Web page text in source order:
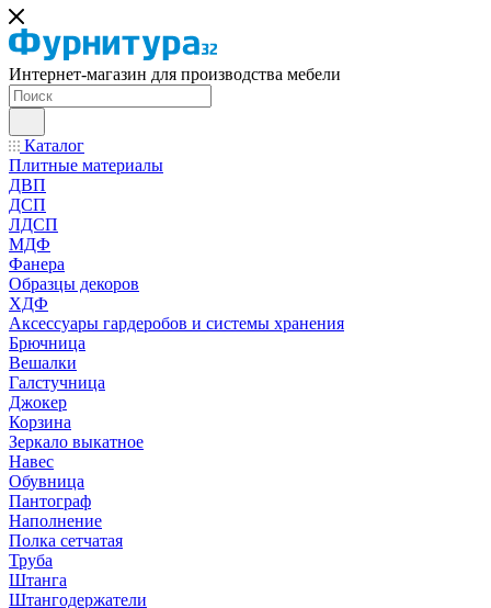
Интернет-магазин для производства мебели
Каталог
Плитные материалы
ДВП
ДСП
ЛДСП
МДФ
Фанера
Образцы декоров
ХДФ
Аксессуары гардеробов и системы хранения
Брючница
Вешалки
Галстучница
Джокер
Корзина
Зеркало выкатное
Навес
Обувница
Пантограф
Наполнение
Полка сетчатая
Труба
Штанга
Штангодержатели